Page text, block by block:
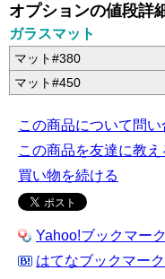
オプションの値段詳
ガラスマット
マット#380
マット#450
この商品について問い
この商品を友達に教え
買い物を続ける
Yahoo!ブックマー
はてなブックマー